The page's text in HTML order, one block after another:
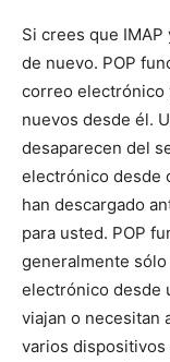
Si crees que
de nuevo. POP
correo electrónico
nuevos desde él.
desaparecen del
electrónico desde
han descargado
para usted. POP
generalmente
electrónico desde
viajan o necesitan
varios